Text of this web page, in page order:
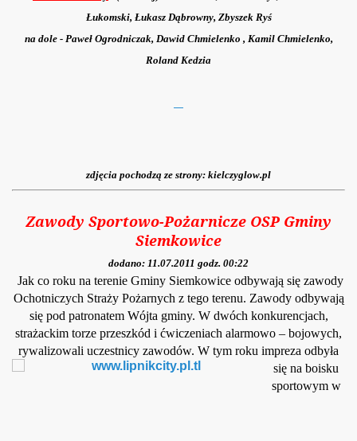
Łukomski, Łukasz Dąbrowny, Zbyszek Ryś
na dole - Paweł Ogrodniczak, Dawid Chmielenko , Kamil Chmielenko,
Roland Kedzia
zdjęcia pochodzą ze strony: kielczyglow.pl
Zawody Sportowo-Pożarnicze OSP Gminy
Siemkowice
dodano: 11.07.2011 godz. 00:22
Jak co roku na terenie Gminy Siemkowice odbywają się zawody
Ochotniczych Straży Pożarnych z tego terenu. Zawody odbywają
się pod patronatem Wójta gminy. W dwóch konkurencjach,
strażackim torze przeszkód i ćwiczeniach alarmowo – bojowych,
rywalizowali uczestnicy zawodów. W tym roku impreza odbyła
się na boisku
sportowym w